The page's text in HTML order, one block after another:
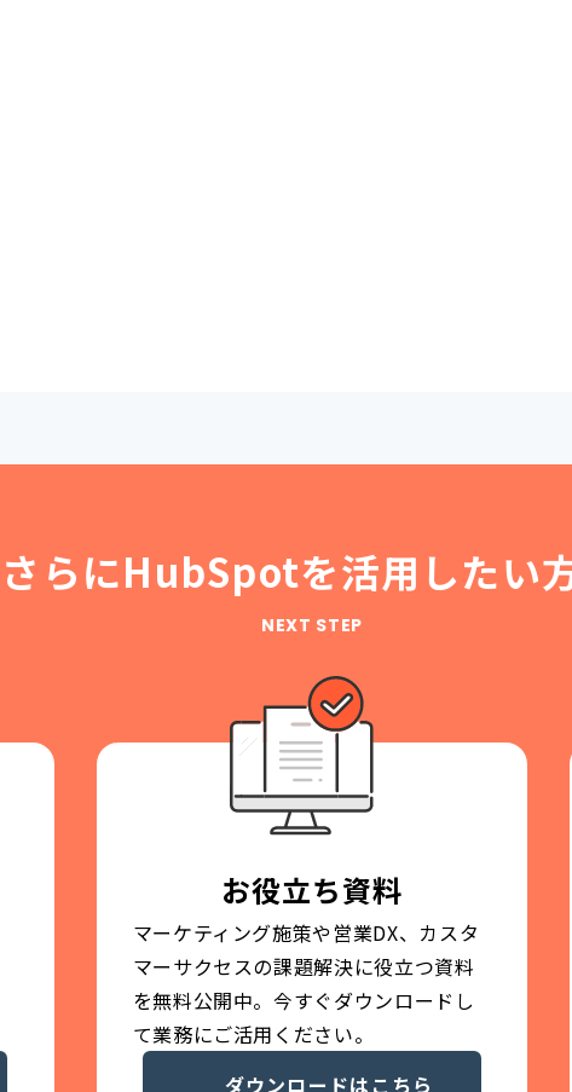
さらにHubSpotを活用したい
NEXT STEP
お役立ち資料
マーケティング施策や営業DX、カスタ
マーサクセスの課題解決に役立つ資料
を無料公開中。今すぐダウンロードし
て業務にご活用ください。
ダウンロードはこちら